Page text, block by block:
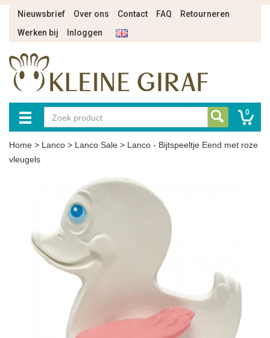
Nieuwsbrief Over ons Contact FAQ
Retourneren
Werken bij
Inloggen
0
Home > Lanco > Lanco Sale > Lanco - Bijtspeeltje Eend met roze
vleugels